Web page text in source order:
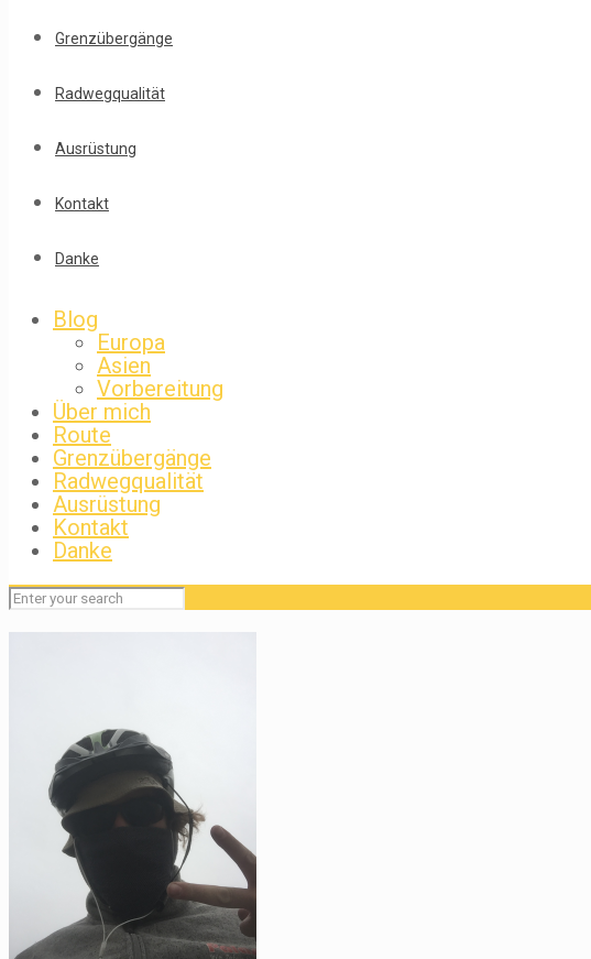
Grenzübergänge
Radwegqualität
Ausrüstung
Kontakt
Danke
Blog
Europa
Asien
Vorbereitung
Über mich
Route
Grenzübergänge
Radwegqualität
Ausrüstung
Kontakt
Danke